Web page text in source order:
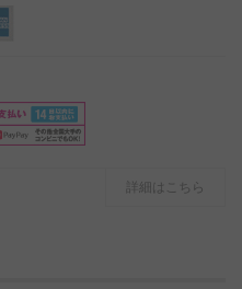
詳細はこちら